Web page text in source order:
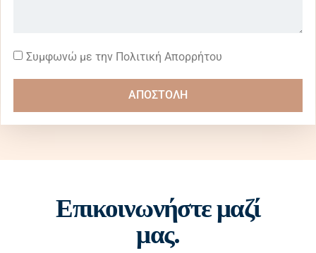
Συμφωνώ με την Πολιτική Απορρήτου
ΑΠΟΣΤΟΛΗ
Επικοινωνήστε μαζί
μας.